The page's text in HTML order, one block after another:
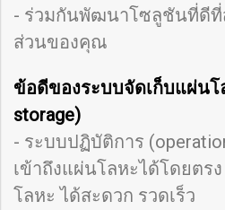
- ร่วมกันพัฒนาโซลูชันที่ดีที่
ส่วนของคุณ
ข้อดีของระบบจัดเก็บแผ่นโ
storage)
- ระบบปฏิบัติการ
เข้าถึงแผ่นโลหะได้โดยตร
โลหะ ได้สะดวก รวดเร็ว